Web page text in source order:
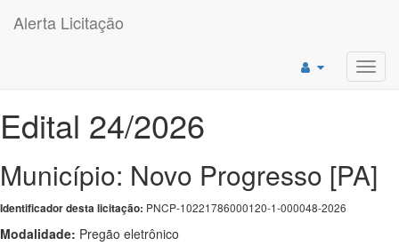
Alerta Licitação
Edital 24/2026
Município: Novo Progresso [PA]
Identificador desta licitação: PNCP-10221786000120-1-000048-2026
Modalidade: Pregão eletrônico